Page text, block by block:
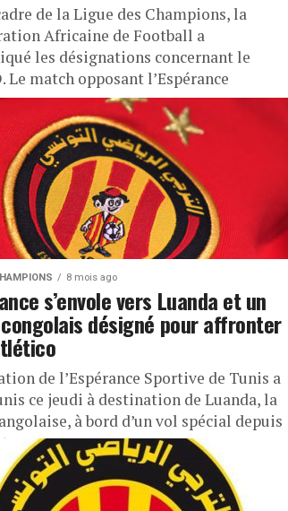
de la Ligue des Champions, la
Africaine de Football a
les désignations concernant le
Le match opposant l’Espérance
8 mois ago
s’envole vers Luanda et un
désigné pour affronter
de l’Espérance Sportive de Tunis a
ce jeudi à destination de Luanda, la
à bord d’un vol spécial depuis